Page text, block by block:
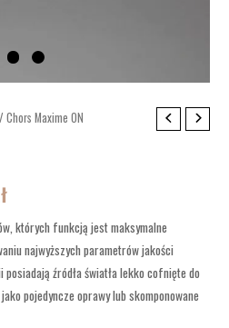
/ Chors Maxime ON
Zakres
od
825,00zł
do
1.175,00zł
których funkcją jest maksymalne
najwyższych parametrów jakości
źródła światła lekko cofnięte do
pojedyncze oprawy lub skomponowane